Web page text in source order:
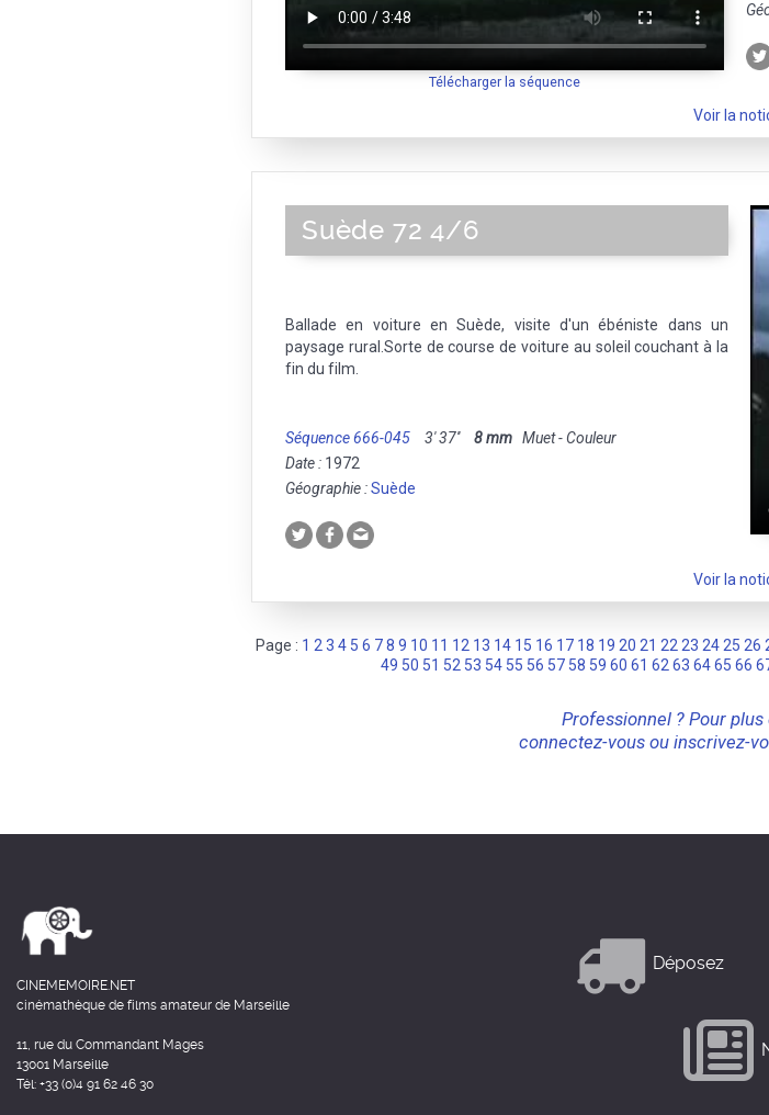
Télécharger la séquence
Voir la
Suède 72 4/6
Ballade en voiture en Suède, visite d'un ébéniste dans un
paysage rural.Sorte de course de voiture au soleil couchant à la
fin du film.
Séquence 666-045 3' 37'' 8 mm Muet - Couleur
Date : 1972
Géographie :Suède
Voir la
Page : 1 2 3 4 5 6 7 8 9 10 11 12 13 14 15 16 17 18 19 20 21 22 23 24 25 26
49 50 51 52 53 54 55 56 57 58 59 60 61 62 63 64 65 66
Professionnel ? Pour
connectez-vous ou inscrivez-
CINEMEMOIRE.NET
cinémathèque de films amateur de Marseille
11, rue du Commandant Mages
13001 Marseille
Tél: +33 (0)4 91 62 46 30
Déposez